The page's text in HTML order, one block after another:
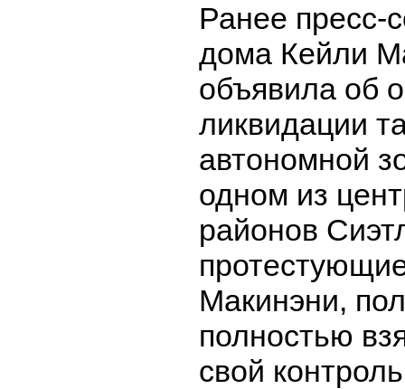
Ранее пресс-
дома Кейли
объявила об
ликвидации
автономной
одном из
районов
Макинэни,
полностью
свой